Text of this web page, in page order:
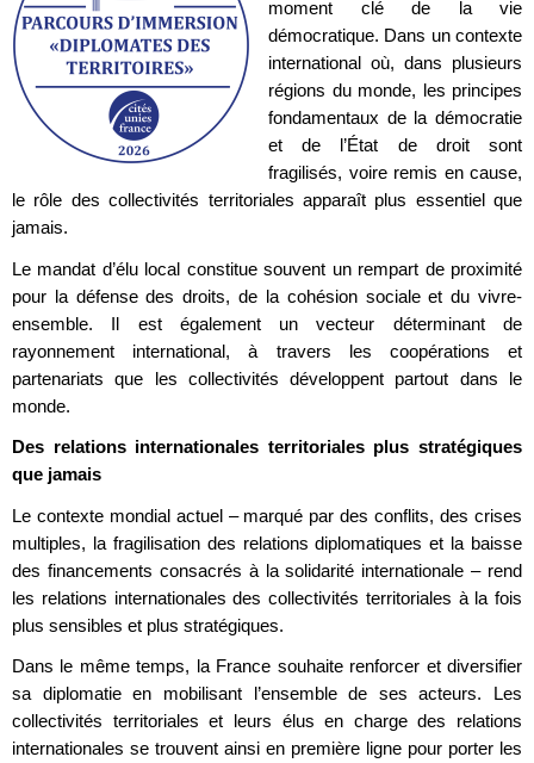
moment clé de la vie
démocratique. Dans un contexte
international où, dans plusieurs
régions du monde, les principes
fondamentaux de la démocratie
et de l’État de droit sont
fragilisés, voire remis en cause,
le rôle des collectivités territoriales apparaît plus essentiel que
jamais.
Le mandat d’élu local constitue souvent un rempart de proximité
pour la défense des droits, de la cohésion sociale et du vivre-
ensemble. Il est également un vecteur déterminant de
rayonnement international, à travers les coopérations et
partenariats que les collectivités développent partout dans le
monde.
Des relations internationales territoriales plus stratégiques
que jamais
Le contexte mondial actuel – marqué par des conflits, des crises
multiples, la fragilisation des relations diplomatiques et la baisse
des financements consacrés à la solidarité internationale – rend
les relations internationales des collectivités territoriales à la fois
plus sensibles et plus stratégiques.
Dans le même temps, la France souhaite renforcer et diversifier
sa diplomatie en mobilisant l’ensemble de ses acteurs. Les
collectivités territoriales et leurs élus en charge des relations
internationales se trouvent ainsi en première ligne pour porter les